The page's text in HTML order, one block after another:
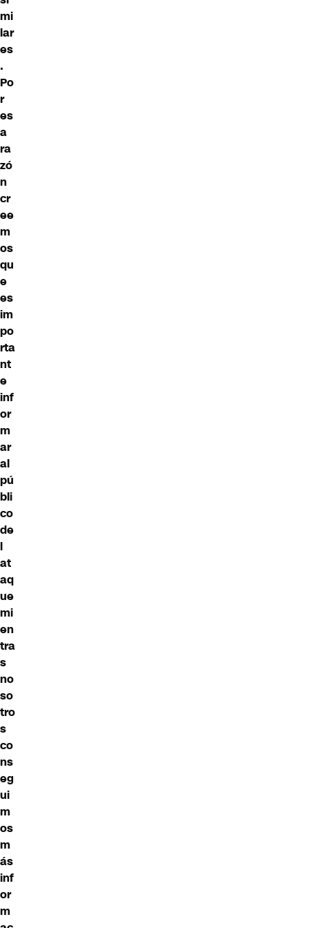
mi
lar
es
.
Po
r
es
a
ra
zó
n
cr
ee
m
os
qu
e
es
im
po
rta
nt
e
inf
or
m
ar
al
pú
bli
co
de
l
at
aq
ue
mi
en
tra
s
no
so
tro
s
co
ns
eg
ui
m
os
m
ás
inf
or
m